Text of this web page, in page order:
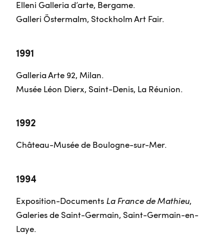
Elleni Galleria d’arte, Bergame.
Galleri Östermalm, Stockholm Art Fair.
1991
Galleria Arte 92, Milan.
Musée Léon Dierx, Saint-Denis, La Réunion.
1992
Château-Musée de Boulogne-sur-Mer.
1994
Exposition-Documents La France de Mathieu,
Galeries de Saint-Germain, Saint-Germain-en-
Laye.